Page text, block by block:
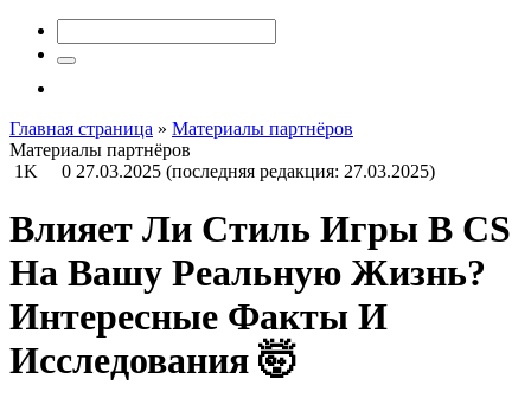
Главная страница » Материалы партнёров
Материалы партнёров
1K
0 27.03.2025 (последняя редакция: 27.03.2025)
Влияет Ли Стиль Игры В CS
На Вашу Реальную Жизнь?
Интересные Факты И
Исследования 🤯